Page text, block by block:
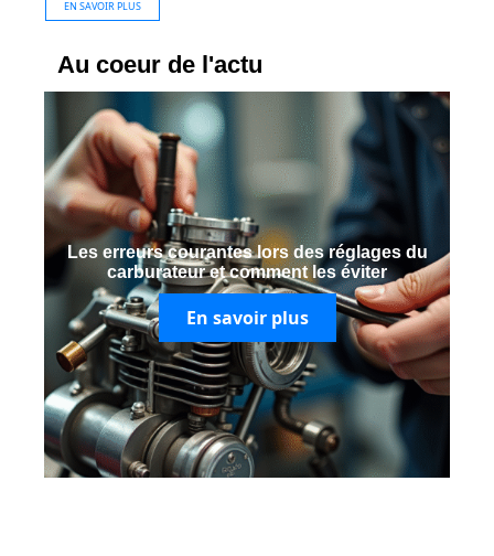
EN SAVOIR PLUS
Au coeur de l'actu
Les erreurs courantes lors des réglages du
carburateur et comment les éviter
En savoir plus